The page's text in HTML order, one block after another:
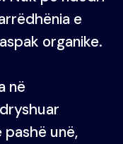
e
organike.
në
pashë unë,